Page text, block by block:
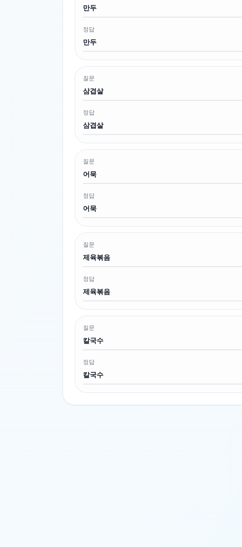
만두
정답
만두
질문
삼겹살
정답
삼겹살
질문
어묵
정답
어묵
질문
제육볶음
정답
제육볶음
질문
칼국수
정답
칼국수